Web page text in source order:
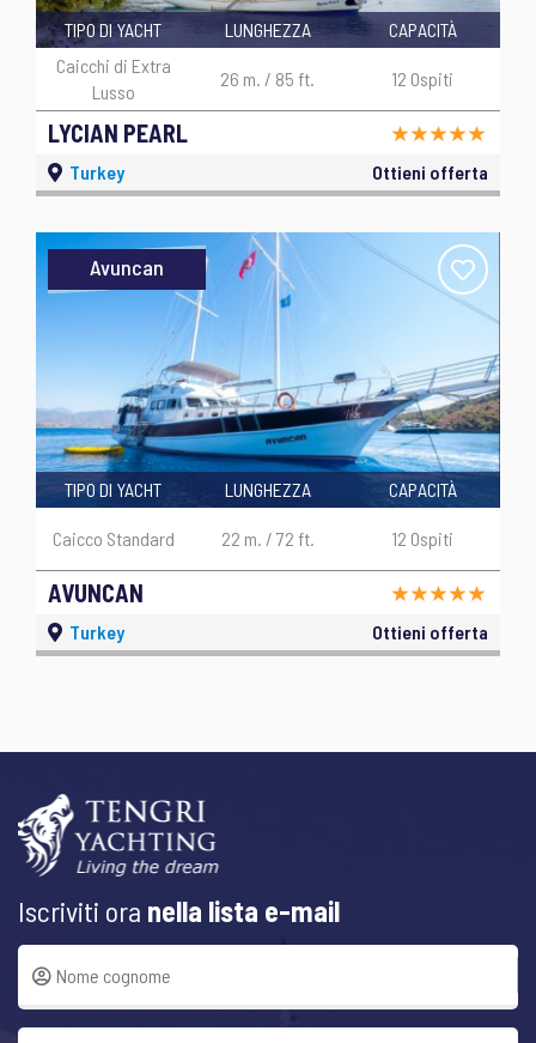
LYCIAN PEARL
TIPO DI YACHT
Caicchi di Extra
Lusso
LUNGHEZZA
26 m. / 85 ft.
CAPACITÀ
12 Ospiti
Turkey Ottieni offerta
Avuncan
AVUNCAN
TIPO DI YACHT
Caicco Standard
LUNGHEZZA
22 m. / 72 ft.
CAPACITÀ
12 Ospiti
Turkey Ottieni offerta
Iscriviti ora nella lista e-mail